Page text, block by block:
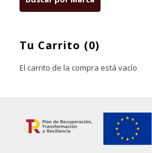
Tu Carrito (0)
El carrito de la compra está vacío